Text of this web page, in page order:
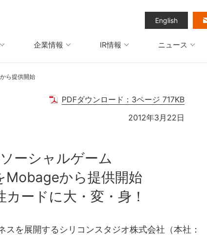
企業情報 IR情報 ニュース
English
ら提供開始
PDFダウンロード：3ページ 717KB
2012年3月22日
ーシャルゲーム
Mobageから提供開始
ードに大・変・身！
を展開するシリコンスタジオ株式会社（本社：